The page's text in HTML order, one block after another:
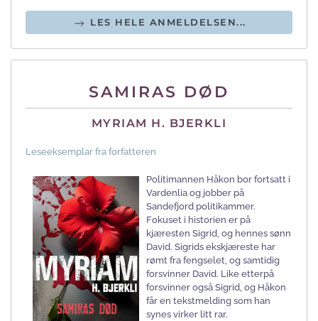
LES HELE ANMELDELSEN...
SAMIRAS DØD
MYRIAM H. BJERKLI
Leseeksemplar fra forfatteren
Politimannen Håkon bor fortsatt i
Vardenlia og jobber på
Sandefjord politikammer.
Fokuset i historien er på
kjæresten Sigrid, og hennes sønn
David. Sigrids ekskjæreste har
rømt fra fengselet, og samtidig
forsvinner David. Like etterpå
forsvinner også Sigrid, og Håkon
får en tekstmelding som han
synes virker litt rar.